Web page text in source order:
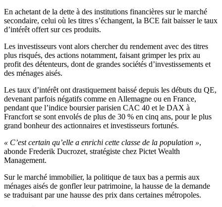
En achetant de la dette à des institutions financières sur le marché
secondaire, celui où les titres s’échangent, la BCE fait baisser le taux
d’intérêt offert sur ces produits.
Les investisseurs vont alors chercher du rendement avec des titres
plus risqués, des actions notamment, faisant grimper les prix au
profit des détenteurs, dont de grandes sociétés d’investissements et
des ménages aisés.
Les taux d’intérêt ont drastiquement baissé depuis les débuts du QE,
devenant parfois négatifs comme en Allemagne ou en France,
pendant que l’indice boursier parisien CAC 40 et le DAX à
Francfort se sont envolés de plus de 30 % en cinq ans, pour le plus
grand bonheur des actionnaires et investisseurs fortunés.
« C’est certain qu’elle a enrichi cette classe de la population »,
abonde Frederik Ducrozet, stratégiste chez Pictet Wealth
Management.
Sur le marché immobilier, la politique de taux bas a permis aux
ménages aisés de gonfler leur patrimoine, la hausse de la demande
se traduisant par une hausse des prix dans certaines métropoles.